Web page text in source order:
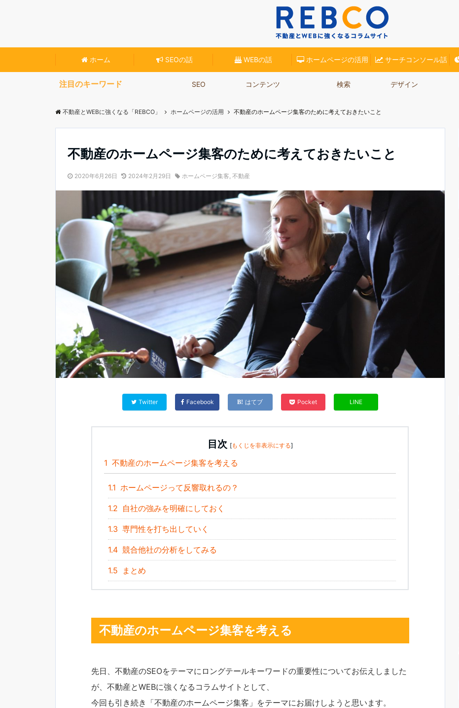
ホーム SEOの話 WEBの話 ホームページの活用 サーチコンソール話
注目のキーワード SEO コンテンツ 検索 デザイン
不動産とWEBに強くなる「REBCO」 ホームページの活用 不動産のホームページ集客のために考えておきたいこと
不動産のホームページ集客のために考えておきたいこと
2020年6月26日 2024年2月29日 ホームページ集客, 不動産
Twitter Facebook はてブ Pocket LINE
目次 [もくじを非表示にする]
1 不動産のホームページ集客を考える
1.1 ホームページって反響取れるの？
1.2 自社の強みを明確にしておく
1.3 専門性を打ち出していく
1.4 競合他社の分析をしてみる
1.5 まとめ
不動産のホームページ集客を考える
先日、不動産のSEOをテーマにロングテールキーワードの重要性についてお伝えしました
が、不動産とWEBに強くなるコラムサイトとして、
今回も引き続き「不動産のホームページ集客」をテーマにお届けしようと思います。